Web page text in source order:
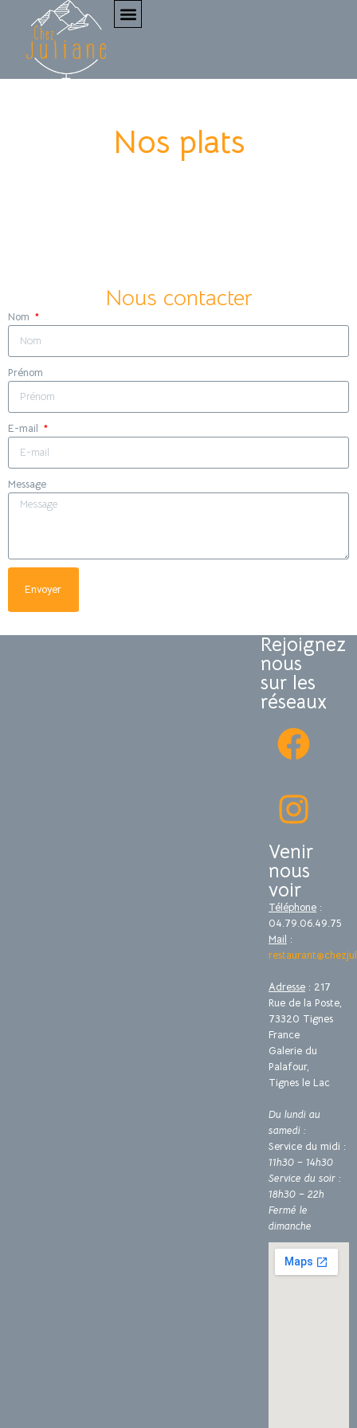
Ajoutez votre titre ici
Nos plats
Nous contacter
Nom
Prénom
E-mail
Message
Envoyer
Rejoignez
nous
sur les
réseaux
Venir
nous
voir
Téléphone :
04.79.06.49.75
Mail :
Adresse : 217
Rue de la Poste,
73320 Tignes
France
Galerie du
Palafour,
Tignes le Lac
Du lundi au
samedi :
Service du midi :
11h30 – 14h30
Service du soir :
18h30 – 22h
Fermé le
dimanche